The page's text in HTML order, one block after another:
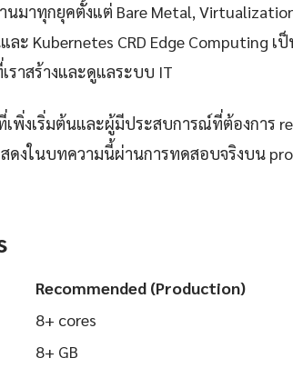
มาทุกยุคตั้งแต่ Bare Metal,
ะ Kubernetes CRD Edge Computing เ
าสร้างและดูแลระบบ IT
พิ่งเริ่มต้นและผู้มีประสบการณ์ที่ต้องการ
ดงในบทความนี้ผ่านการทดสอบจริงบน
Recommended (Production)
8+ cores
8+ GB